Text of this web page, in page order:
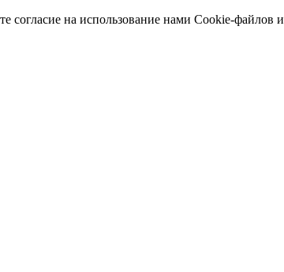
согласие на использование нами Cookie-